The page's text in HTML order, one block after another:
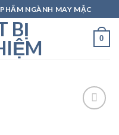
NGÀNH MAY MẶC
0